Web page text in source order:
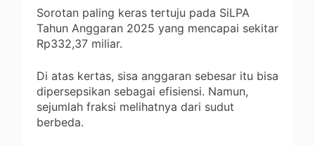
Sorotan paling keras tertuju pada SiLPA
Tahun Anggaran 2025 yang mencapai sekitar
Rp332,37 miliar.
Di atas kertas, sisa anggaran sebesar itu bisa
dipersepsikan sebagai efisiensi. Namun,
sejumlah fraksi melihatnya dari sudut
berbeda.